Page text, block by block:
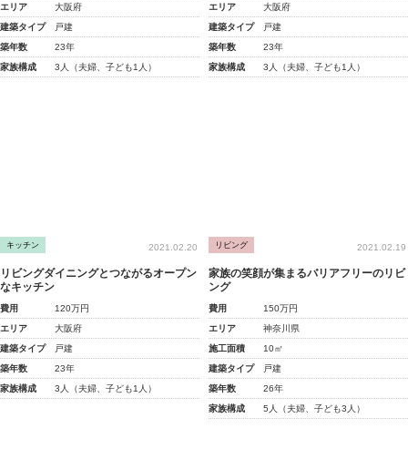
エリア
大阪府
建築タイプ
戸建
築年数
23年
家族構成
3人（夫婦、子ども1人）
エリア
大阪府
建築タイプ
戸建
築年数
23年
家族構成
3人（夫婦、子ども1人）
キッチン 2021.02.20
リビングダイニングとつながるオープン
なキッチン
費用
120万円
エリア
大阪府
建築タイプ
戸建
築年数
23年
家族構成
3人（夫婦、子ども1人）
リビング 2021.02.19
家族の笑顔が集まるバリアフリーのリビ
ング
費用
150万円
エリア
神奈川県
施工面積
10㎡
建築タイプ
戸建
築年数
26年
家族構成
5人（夫婦、子ども3人）